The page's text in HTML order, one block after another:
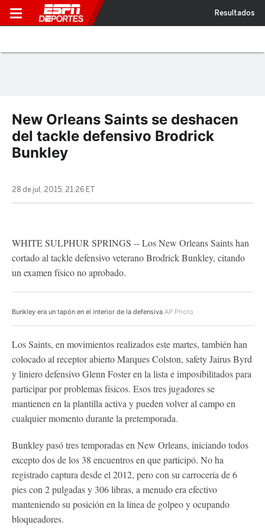
Resultados
New Orleans Saints se deshacen
del tackle defensivo Brodrick
Bunkley
28 de jul, 2015, 21:26 ET
WHITE SULPHUR SPRINGS -- Los New Orleans Saints han
cortado al tackle defensivo veterano Brodrick Bunkley, citando
un examen físico no aprobado.
Bunkley era un tapón en el interior de la defensiva AP Photo
Los Saints, en movimientos realizados este martes, también han
colocado al receptor abierto Marques Colston, safety Jairus Byrd
y liniero defensivo Glenn Foster en la lista e imposibilitados para
participar por problemas físicos. Esos tres jugadores se
mantienen en la plantilla activa y pueden volver al campo en
cualquier momento durante la pretemporada.
Bunkley pasó tres temporadas en New Orleans, iniciando todos
excepto dos de los 38 encuentros en que participó. No ha
registrado captura desde el 2012, pero con su carrocería de 6
pies con 2 pulgadas y 306 libras, a menudo era efectivo
manteniendo su posición en la línea de golpeo y ocupando
bloqueadores.